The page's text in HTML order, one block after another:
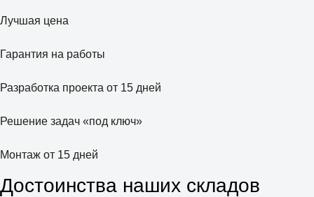
Лучшая цена
Гарантия на работы
Разработка проекта от 15 дней
Решение задач «под ключ»
Монтаж от 15 дней
Достоинства наших складов